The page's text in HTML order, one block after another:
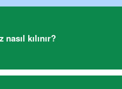
nasıl kılınır?